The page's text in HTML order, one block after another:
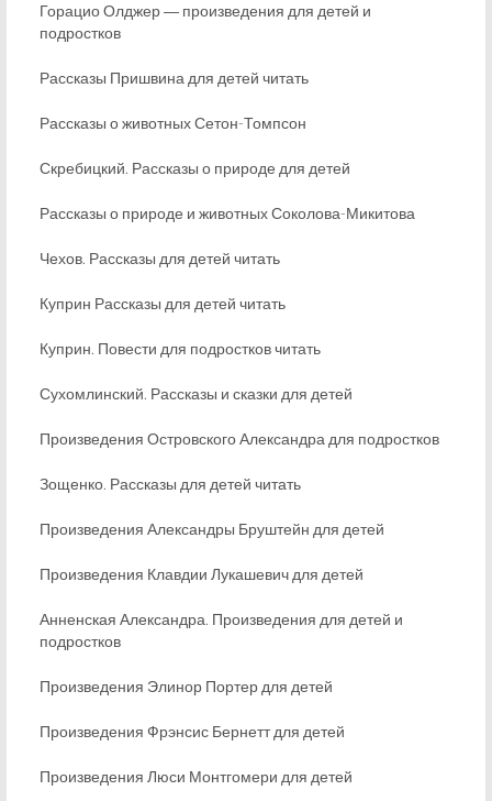
Горацио Олджер ― произведения для детей и
подростков
Рассказы Пришвина для детей читать
Рассказы о животных Сетон-Томпсон
Скребицкий. Рассказы о природе для детей
Рассказы о природе и животных Соколова-Микитова
Чехов. Рассказы для детей читать
Куприн Рассказы для детей читать
Куприн. Повести для подростков читать
Сухомлинский. Рассказы и сказки для детей
Произведения Островского Александра для подростков
Зощенко. Рассказы для детей читать
Произведения Александры Бруштейн для детей
Произведения Клавдии Лукашевич для детей
Анненская Александра. Произведения для детей и
подростков
Произведения Элинор Портер для детей
Произведения Фрэнсис Бернетт для детей
Произведения Люси Монтгомери для детей